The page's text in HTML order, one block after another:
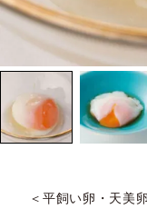
＜平飼い卵・天